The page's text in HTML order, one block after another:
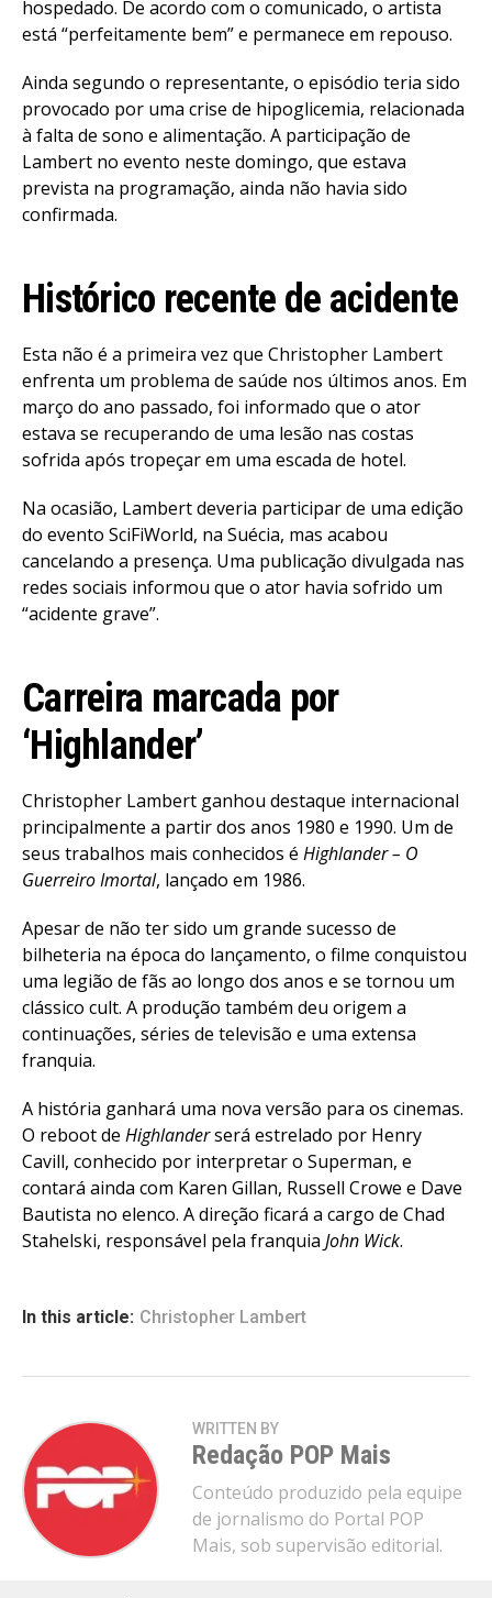
hospedado. De acordo com o comunicado, o artista
está “perfeitamente bem” e permanece em repouso.
Ainda segundo o representante, o episódio teria sido
provocado por uma crise de hipoglicemia, relacionada
à falta de sono e alimentação. A participação de
Lambert no evento neste domingo, que estava
prevista na programação, ainda não havia sido
confirmada.
Histórico recente de acidente
Esta não é a primeira vez que Christopher Lambert
enfrenta um problema de saúde nos últimos anos. Em
março do ano passado, foi informado que o ator
estava se recuperando de uma lesão nas costas
sofrida após tropeçar em uma escada de hotel.
Na ocasião, Lambert deveria participar de uma edição
do evento SciFiWorld, na Suécia, mas acabou
cancelando a presença. Uma publicação divulgada nas
redes sociais informou que o ator havia sofrido um
“acidente grave”.
Carreira marcada por
‘Highlander’
Christopher Lambert ganhou destaque internacional
principalmente a partir dos anos 1980 e 1990. Um de
seus trabalhos mais conhecidos é Highlander – O
Guerreiro Imortal, lançado em 1986.
Apesar de não ter sido um grande sucesso de
bilheteria na época do lançamento, o filme conquistou
uma legião de fãs ao longo dos anos e se tornou um
clássico cult. A produção também deu origem a
continuações, séries de televisão e uma extensa
franquia.
A história ganhará uma nova versão para os cinemas.
O reboot de Highlanderserá estrelado por Henry
Cavill, conhecido por interpretar o Superman, e
contará ainda com Karen Gillan, Russell Crowe e Dave
Bautista no elenco. A direção ficará a cargo de Chad
Stahelski, responsável pela franquia John Wick.
In this article: Christopher Lambert
WRITTEN BY
Redação POP Mais
Conteúdo produzido pela equipe
de jornalismo do Portal POP
Mais, sob supervisão editorial.